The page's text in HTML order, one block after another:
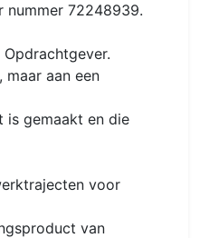
nummer 72248939.
aan een
is gemaakt en die
voor
van